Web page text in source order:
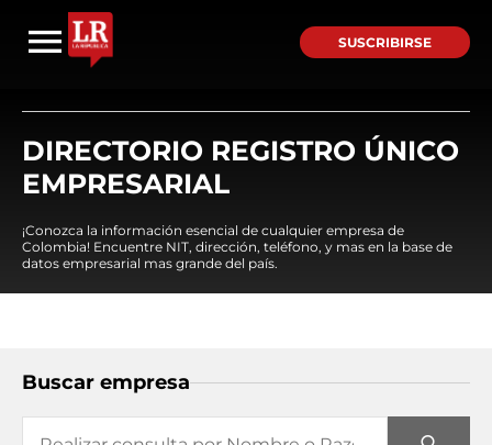
SUSCRIBIRSE
DIRECTORIO REGISTRO ÚNICO
EMPRESARIAL
¡Conozca la información esencial de cualquier empresa de
Colombia! Encuentre NIT, dirección, teléfono, y mas en la base de
datos empresarial mas grande del país.
Buscar empresa